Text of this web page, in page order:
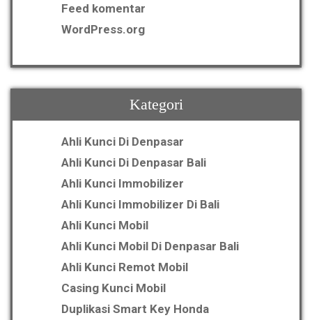
Feed komentar
WordPress.org
Kategori
Ahli Kunci Di Denpasar
Ahli Kunci Di Denpasar Bali
Ahli Kunci Immobilizer
Ahli Kunci Immobilizer Di Bali
Ahli Kunci Mobil
Ahli Kunci Mobil Di Denpasar Bali
Ahli Kunci Remot Mobil
Casing Kunci Mobil
Duplikasi Smart Key Honda